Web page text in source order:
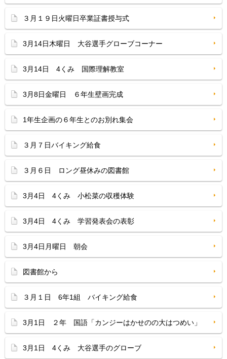
３月１９日火曜日卒業証書授与式
3月14日木曜日 大谷選手グローブコーナー
3月14日 4くみ 国際理解教室
3月8日金曜日 ６年生壁画完成
1年生企画の６年生とのお別れ集会
３月７日バイキング給食
３月６日 ロング昼休みの図書館
3月4日 4くみ 小松菜の収穫体験
3月4日 4くみ 学習発表会の表彰
3月4日月曜日 朝会
図書館から
３月１日 6年1組 バイキング給食
3月1日 ２年 国語「カンジーはかせのの大はつめい」
3月1日 4くみ 大谷選手のグローブ